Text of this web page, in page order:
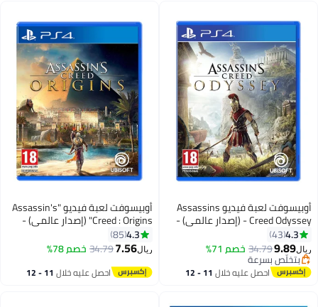
أوبيسوفت لعبة فيديو Assassins
Creed Odyssey - (إصدار عالمي) -
playstation_4_ps4
4.3
43
ريال9.89
34.79خصم 71%
بتخلّص بسرعة
بتخلّص بسرعةاحصل عليه خلال 11 - 12
أوبيسوفت لعبة فيديو "Assassin's
Creed : Origins" (إصدار عالمي) -
مغامرة - playstation_4_ps4
4.3
85
ريال7.56
34.79خصم 78%
احصل عليه خلال 11 - 12